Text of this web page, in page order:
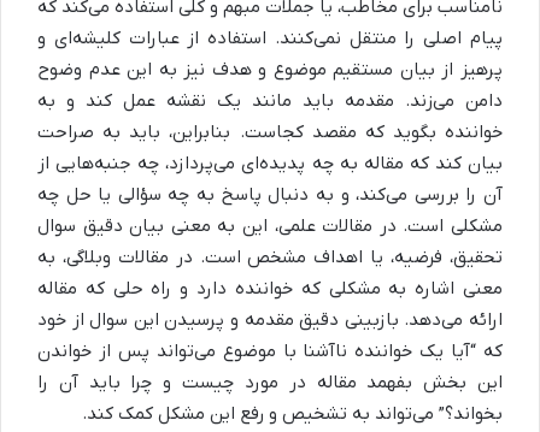
نامناسب برای مخاطب، یا جملات مبهم و کلی استفاده می‌کند که
پیام اصلی را منتقل نمی‌کنند. استفاده از عبارات کلیشه‌ای و
پرهیز از بیان مستقیم موضوع و هدف نیز به این عدم وضوح
دامن می‌زند. مقدمه باید مانند یک نقشه عمل کند و به
خواننده بگوید که مقصد کجاست. بنابراین، باید به صراحت
بیان کند که مقاله به چه پدیده‌ای می‌پردازد، چه جنبه‌هایی از
آن را بررسی می‌کند، و به دنبال پاسخ به چه سؤالی یا حل چه
مشکلی است. در مقالات علمی، این به معنی بیان دقیق سوال
تحقیق، فرضیه، یا اهداف مشخص است. در مقالات وبلاگی، به
معنی اشاره به مشکلی که خواننده دارد و راه حلی که مقاله
ارائه می‌دهد. بازبینی دقیق مقدمه و پرسیدن این سوال از خود
که “آیا یک خواننده ناآشنا با موضوع می‌تواند پس از خواندن
این بخش بفهمد مقاله در مورد چیست و چرا باید آن را
بخواند؟” می‌تواند به تشخیص و رفع این مشکل کمک کند.